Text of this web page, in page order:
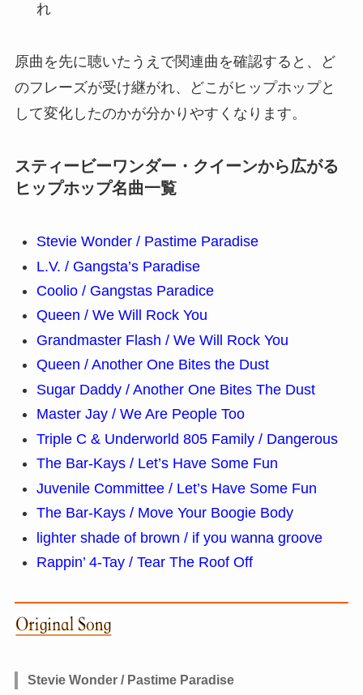
れ
原曲を先に聴いたうえで関連曲を確認すると、ど
のフレーズが受け継がれ、どこがヒップホップと
して変化したのかが分かりやすくなります。
スティービーワンダー・クイーンから広がる
ヒップホップ名曲一覧
Stevie Wonder / Pastime Paradise
L.V. / Gangsta’s Paradise
Coolio / Gangstas Paradice
Queen / We Will Rock You
Grandmaster Flash / We Will Rock You
Queen / Another One Bites the Dust
Sugar Daddy / Another One Bites The Dust
Master Jay / We Are People Too
Triple C & Underworld 805 Family / Dangerous
The Bar-Kays / Let’s Have Some Fun
Juvenile Committee / Let’s Have Some Fun
The Bar-Kays / Move Your Boogie Body
lighter shade of brown / if you wanna groove
Rappin’ 4-Tay / Tear The Roof Off
Stevie Wonder / Pastime Paradise